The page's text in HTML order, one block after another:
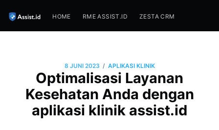
HOME RME ASSIST.ID ZESTA CRM
8 JUNI 2023 / APLIKASI KLINIK
Optimalisasi Layanan
Kesehatan Anda dengan
aplikasi klinik assist.id